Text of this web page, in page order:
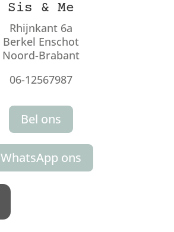
Sis & Me
Rhijnkant 6a
Berkel Enschot
Noord-Brabant
06-12567987
Bel ons
WhatsApp ons